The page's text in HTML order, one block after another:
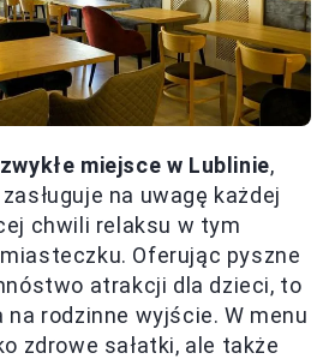
miejsce w Lublinie,
na uwagę każdej
chwili relaksu w tym
Oferując pyszne
atrakcji dla dzieci, to
rodzinne wyjście. W menu
zdrowe sałatki, ale także